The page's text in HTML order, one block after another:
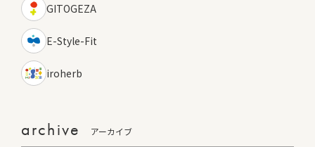
GITOGEZA
E-Style-Fit
iroherb
archive アーカイブ